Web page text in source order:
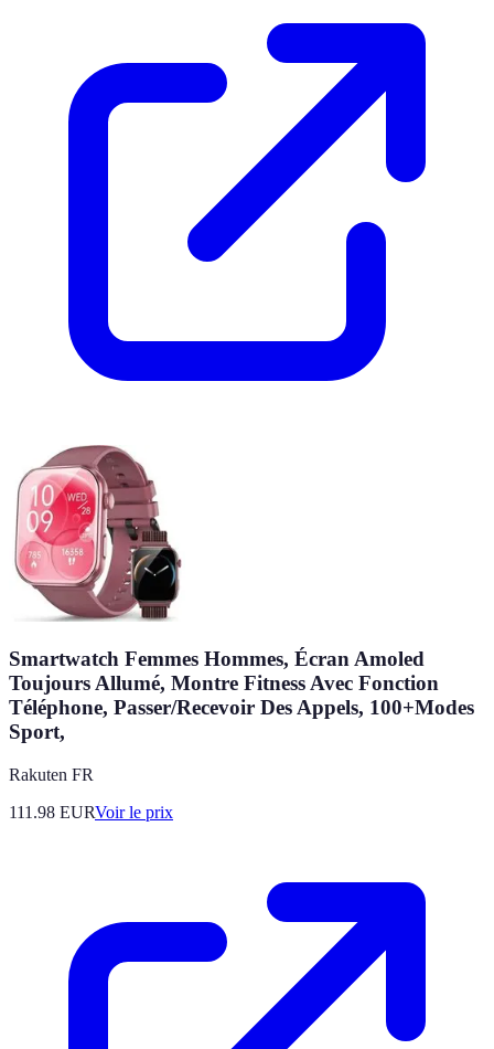
Smartwatch Femmes Hommes, Écran Amoled
Toujours Allumé, Montre Fitness Avec Fonction
Téléphone, Passer/Recevoir Des Appels, 100+Modes
Sport,
Rakuten FR
111.98 EURVoir le prix